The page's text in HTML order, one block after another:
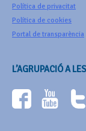
Política de privacitat
Política de cookies
Portal de transparència
L’AGRUPACIÓ A